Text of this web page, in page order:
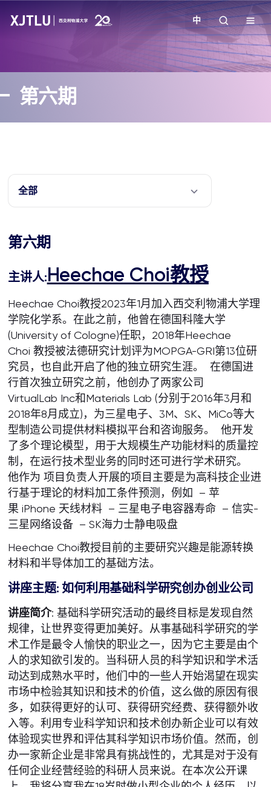
招生
学院
校园生活
关于我们
中
第六期
全部
第六期
主讲人:Heechae Choi教授
Heechae Choi教授2023年1月加入西交利物浦大学理
学院化学系。在此之前，他曾在德国科隆大学
(University of Cologne)任职，2018年Heechae
Choi 教授被法德研究计划评为MOPGA-GRI第13位研
究员，也自此开启了他的独立研究生涯。 在德国进
行首次独立研究之前，他创办了两家公司
VirtualLab Inc和Materials Lab (分别于2016年3月和
2018年8月成立)，为三星电子、3M、SK、MiCo等大
型制造公司提供材料模拟平台和咨询服务。 他开发
了多个理论模型，用于大规模生产功能材料的质量控
制，在运行技术型业务的同时还可进行学术研究。
他作为 项目负责人开展的项目主要是为高科技企业进
行基于理论的材料加工条件预测，例如 – 苹
果 iPhone 天线材料 – 三星电子电容器寿命 – 信实-
三星网络设备 – SK海力士静电吸盘
Heechae Choi教授目前的主要研究兴趣是能源转换
材料和半导体加工的基础方法。
讲座主题: 如何利用基础科学研究创办创业公司
讲座简介: 基础科学研究活动的最终目标是发现自然
规律，让世界变得更加美好。从事基础科学研究的学
术工作是最令人愉快的职业之一，因为它主要是由个
人的求知欲引发的。当科研人员的科学知识和学术活
动达到成熟水平时，他们中的一些人开始渴望在现实
市场中检验其知识和技术的价值，这么做的原因有很
多，如获得更好的认可、获得研究经费、获得额外收
入等。利用专业科学知识和技术创办新企业可以有效
体验现实世界和评估其科学知识市场价值。然而，创
办一家新企业是非常具有挑战性的，尤其是对于没有
任何企业经营经验的科研人员来说。在本次公开课